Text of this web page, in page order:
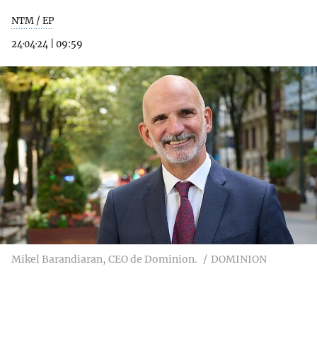
NTM / EP
24·04·24
09:59
Mikel Barandiaran, CEO de Dominion. DOMINION